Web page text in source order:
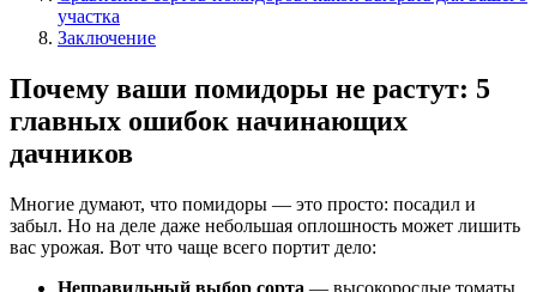
участка
Заключение
Почему ваши помидоры не растут: 5
главных ошибок начинающих
дачников
Многие думают, что помидоры — это просто: посадил и
забыл. Но на деле даже небольшая оплошность может лишить
вас урожая. Вот что чаще всего портит дело:
Неправильный выбор сорта — высокорослые томаты